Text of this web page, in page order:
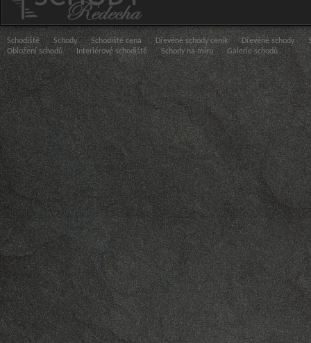
Schodiště Schody Schodiště cena Dřevěné schody ceník Dřevěné schody
Obložení schodů
Interiérové schodiště Schody na míru Galerie schodů